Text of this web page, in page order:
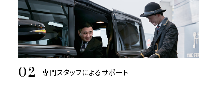
専門スタッフによるサポート